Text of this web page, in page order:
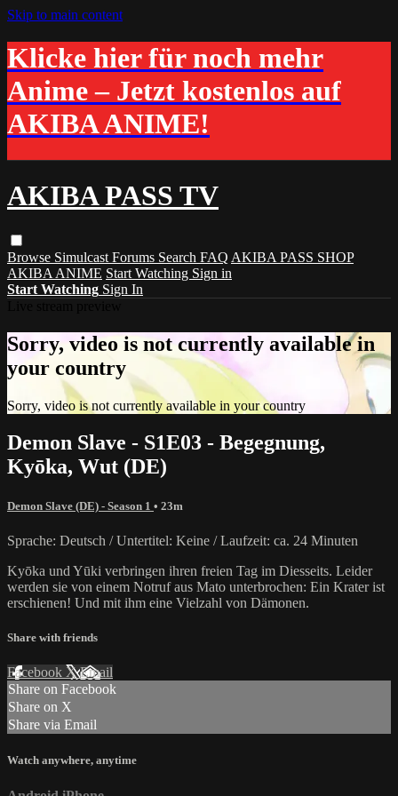
Skip to main content
Klicke hier für noch mehr
Anime – Jetzt kostenlos auf
AKIBA ANIME!
AKIBA PASS TV
Browse Simulcast Forums Search FAQ AKIBA PASS SHOP
AKIBA ANIME Start Watching Sign in
Start Watching Sign In
Sorry, video is not currently available in
your country
Sorry, video is not currently available in your country
Demon Slave - S1E03 - Begegnung,
Kyōka, Wut (DE)
Demon Slave (DE) - Season 1 • 23m
Sprache: Deutsch / Untertitel: Keine / Laufzeit: ca. 24 Minuten
Kyōka und Yūki verbringen ihren freien Tag im Diesseits. Leider
werden sie von einem Notruf aus Mato unterbrochen: Ein Krater ist
erschienen! Und mit ihm eine Vielzahl von Dämonen.
Share with friends
Facebook XEmail
Share on Facebook
Share on X
Share via Email
Watch anywhere, anytime